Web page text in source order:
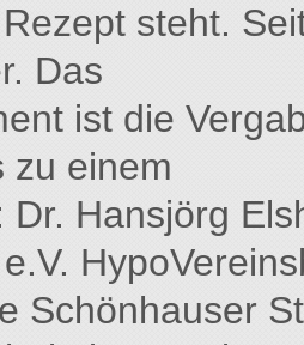
steht.
Das
ist die
zu einem
Dr. Hansjörg
Schönhauser